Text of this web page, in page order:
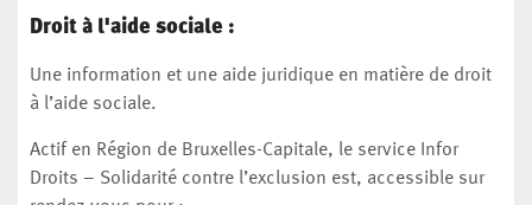
Droit à l'aide sociale :
Une information et une aide juridique en matière de droit
à l’aide sociale.
Actif en Région de Bruxelles-Capitale, le service Infor
Droits – Solidarité contre l’exclusion est, accessible sur